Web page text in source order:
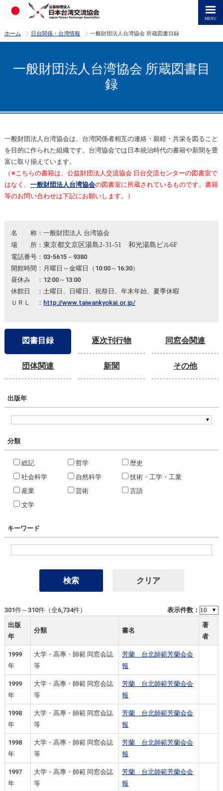
ホーム >
日台関係・台湾情報 >
一般財団法人台湾協会 所蔵図書目録
一般財団法人台湾協会 所蔵図書目
録
一般財団法人台湾協会は、台湾関係者相互の連絡・親睦・共栄を図ること
を目的に作られた組織です。台湾協会では日本統治時代の書籍や新聞を豊
富に取り揃えています。
（※こちらの書籍は、公益財団法人交流協会 日台交流センターの図書室で
はなく、 一般財団法人台湾協会の図書室に所蔵されているものです。書籍
等のお問い合わせは下記にお願いします。）
名 称：一般財団法人 台湾協会
場 所： 東京都文京区湯島2-31-51 和光湯島ビル6F
電話番号：03-5615－9380
開館時間：月曜日～金曜日（10:00～16:30）
昼休み ：12:00～13:00
休館日 ：土曜日、日曜日、祝祭日、年末年始、夏季休暇
ＵＲＬ ： http://www.taiwankyokai.or.jp/
図書目録 逐次刊行物 同窓会関連
団体関連 新聞 その他
出版年
分類
総記 哲学
歴史
社会科学
自然科学
技術・工学・工業
産業
芸術
言語
文学
キーワード
表示件数：
301件～310件（全6,734件）
出版
年
分類 書名
著
者
1999
年
大学・高專・師範 同窓会誌
等
芳蘭 台北師範芳蘭会会
報
1999
年
大学・高專・師範 同窓会誌
等
芳蘭 台北師範芳蘭会会
報
1998
年
大学・高專・師範 同窓会誌
等
芳蘭 台北師範芳蘭会会
報
1998
年
大学・高專・師範 同窓会誌
等
芳蘭 台北師範芳蘭会会
報
1997
年
大学・高專・師範 同窓会誌
等
芳蘭 台北師範芳蘭会会
報